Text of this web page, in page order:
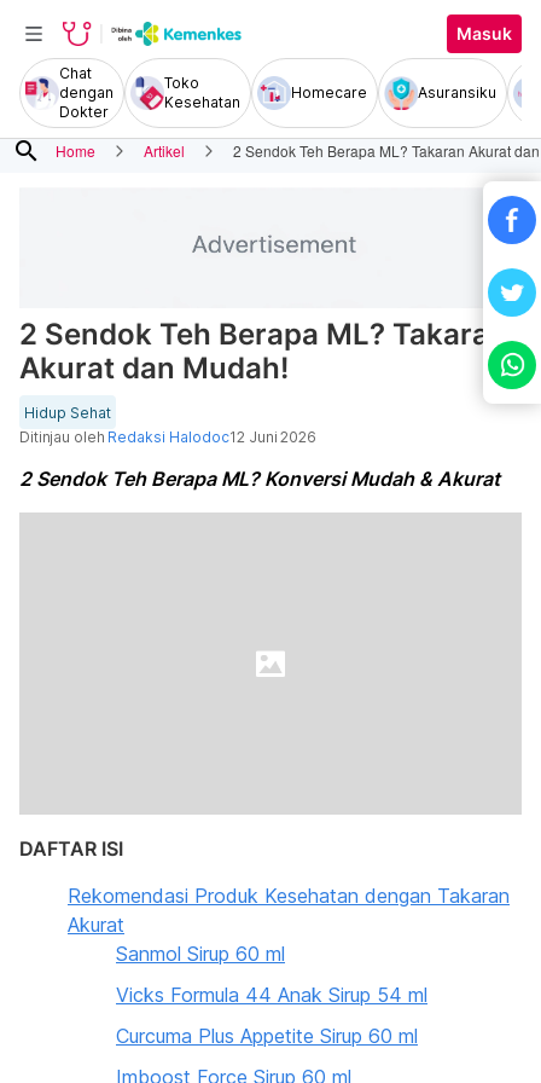
Masuk
Chat
dengan
Dokter
Toko
Kesehatan
Homecare Asuransiku
search Home Artikel 2 Sendok Teh Berapa ML? Takaran Akurat
2 Sendok Teh Berapa ML? Takaran
Akurat dan Mudah!
Hidup Sehat
Ditinjau oleh Redaksi Halodoc12 Juni 2026
2 Sendok Teh Berapa ML? Konversi Mudah & Akurat
DAFTAR ISI
Rekomendasi Produk Kesehatan dengan Takaran
Akurat
Sanmol Sirup 60 ml
Vicks Formula 44 Anak Sirup 54 ml
Curcuma Plus Appetite Sirup 60 ml
Imboost Force Sirup 60 ml